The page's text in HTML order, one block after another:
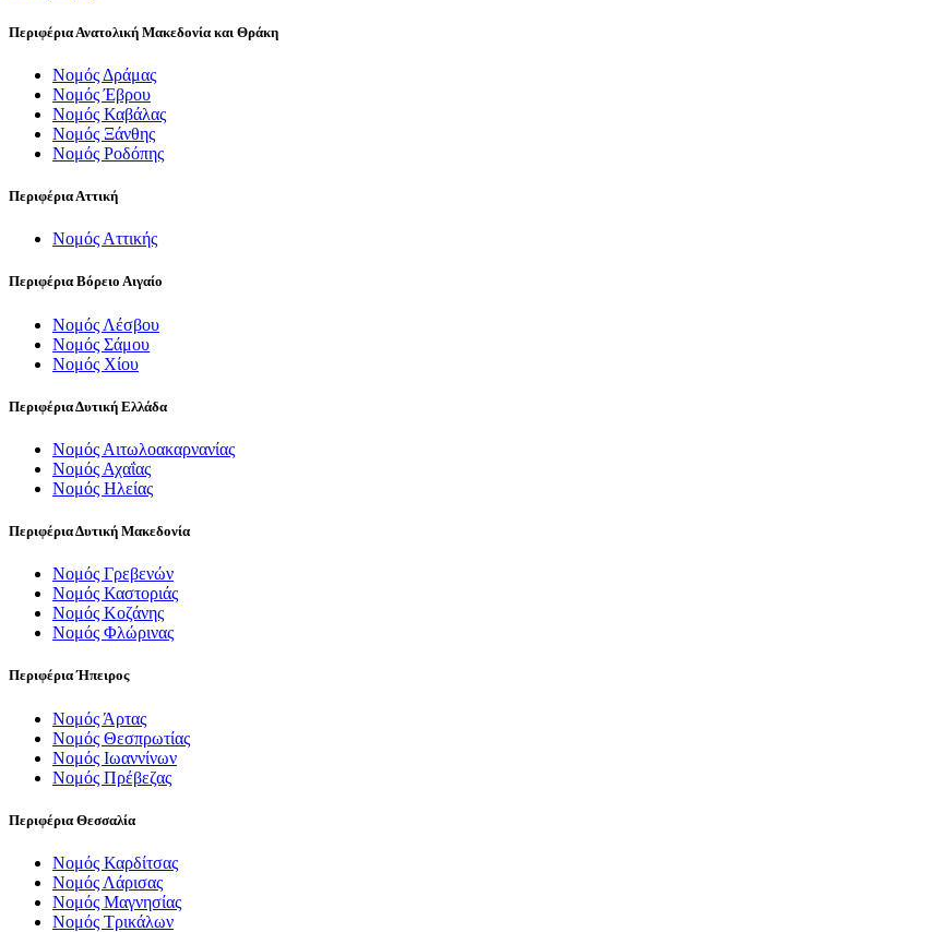
Περιφέρια Ανατολική Μακεδονία και Θράκη
Νομός Δράμας
Νομός Έβρου
Νομός Καβάλας
Νομός Ξάνθης
Νομός Ροδόπης
Περιφέρια Αττική
Νομός Αττικής
Περιφέρια Βόρειο Αιγαίο
Νομός Λέσβου
Νομός Σάμου
Νομός Χίου
Περιφέρια Δυτική Ελλάδα
Νομός Αιτωλοακαρνανίας
Νομός Αχαΐας
Νομός Ηλείας
Περιφέρια Δυτική Μακεδονία
Νομός Γρεβενών
Νομός Καστοριάς
Νομός Κοζάνης
Νομός Φλώρινας
Περιφέρια Ήπειρος
Νομός Άρτας
Νομός Θεσπρωτίας
Νομός Ιωαννίνων
Νομός Πρέβεζας
Περιφέρια Θεσσαλία
Νομός Καρδίτσας
Νομός Λάρισας
Νομός Μαγνησίας
Νομός Τρικάλων